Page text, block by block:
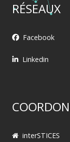
RÉSEAUX
Facebook
Linkedin
interSTICES